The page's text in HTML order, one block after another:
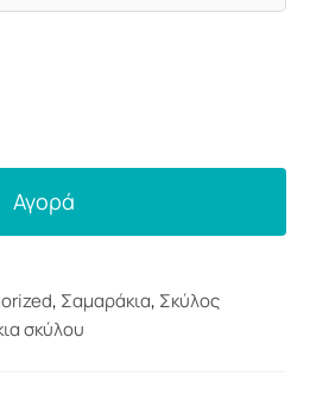
Αγορά
, Σαμαράκια, Σκύλος
σκύλου